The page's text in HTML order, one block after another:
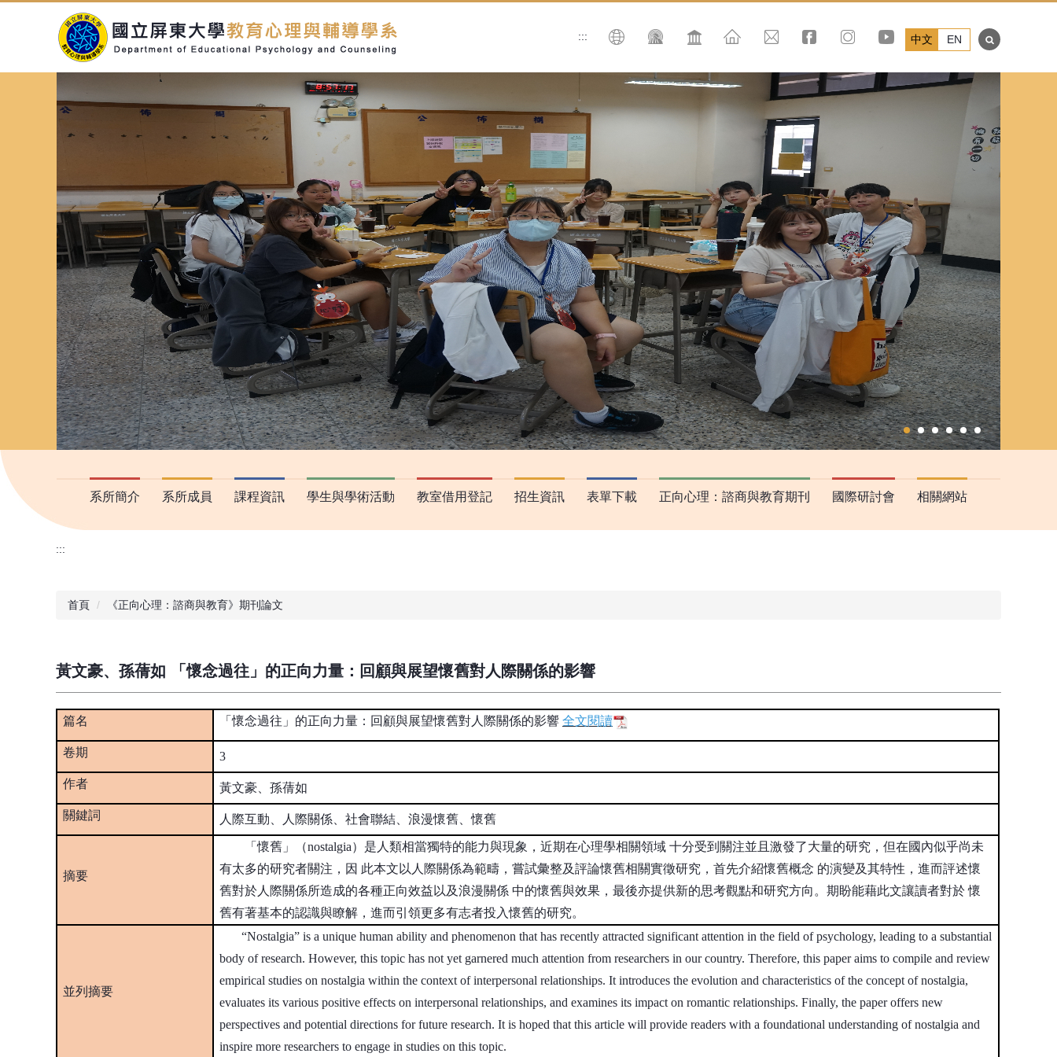
::: 中文 EN
搜尋
系所簡介 系所成員 課程資訊 學生與學術活動 教室借用登記 招生資訊 表單下載 正向心理：諮商與教育期刊 國際研討會 相關網站
:::
首頁 《正向心理：諮商與教育》期刊論文
黃文豪、孫蒨如 「懷念過往」的正向力量：回顧與展望懷舊對人際關係的影響
篇名 「懷念過往」的正向力量：回顧與展望懷舊對人際關係的影響 全文閱讀
卷期 3
作者 黃文豪、孫蒨如
關鍵詞 人際互動、人際關係、社會聯結、浪漫懷舊、懷舊
摘要
「懷舊」（nostalgia）是人類相當獨特的能力與現象，近期在心理學相關領域 十分受到關注並且激發了大量的研究，但在國內似乎尚未
有太多的研究者關注，因 此本文以人際關係為範疇，嘗試彙整及評論懷舊相關實徵研究，首先介紹懷舊概念 的演變及其特性，進而評述懷
舊對於人際關係所造成的各種正向效益以及浪漫關係 中的懷舊與效果，最後亦提供新的思考觀點和研究方向。期盼能藉此文讓讀者對於 懷
舊有著基本的認識與瞭解，進而引領更多有志者投入懷舊的研究。
並列摘要
“Nostalgia” is a unique human ability and phenomenon that has recently attracted significant attention in the field of psychology, leading to a substantial
body of research. However, this topic has not yet garnered much attention from researchers in our country. Therefore, this paper aims to compile and review
empirical studies on nostalgia within the context of interpersonal relationships. It introduces the evolution and characteristics of the concept of nostalgia,
evaluates its various positive effects on interpersonal relationships, and examines its impact on romantic relationships. Finally, the paper offers new
perspectives and potential directions for future research. It is hoped that this article will provide readers with a foundational understanding of nostalgia and
inspire more researchers to engage in studies on this topic.